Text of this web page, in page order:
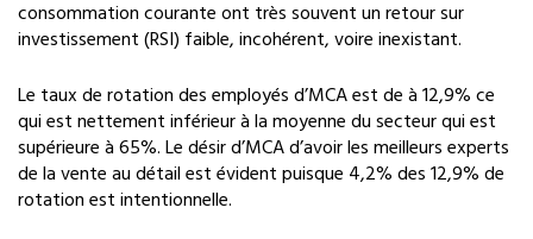
consommation courante ont très souvent un retour sur
investissement (RSI) faible, incohérent, voire inexistant.
Le taux de rotation des employés d’MCA est de à 12,9% ce
qui est nettement inférieur à la moyenne du secteur qui est
supérieure à 65%. Le désir d’MCA d’avoir les meilleurs experts
de la vente au détail est évident puisque 4,2% des 12,9% de
rotation est intentionnelle.